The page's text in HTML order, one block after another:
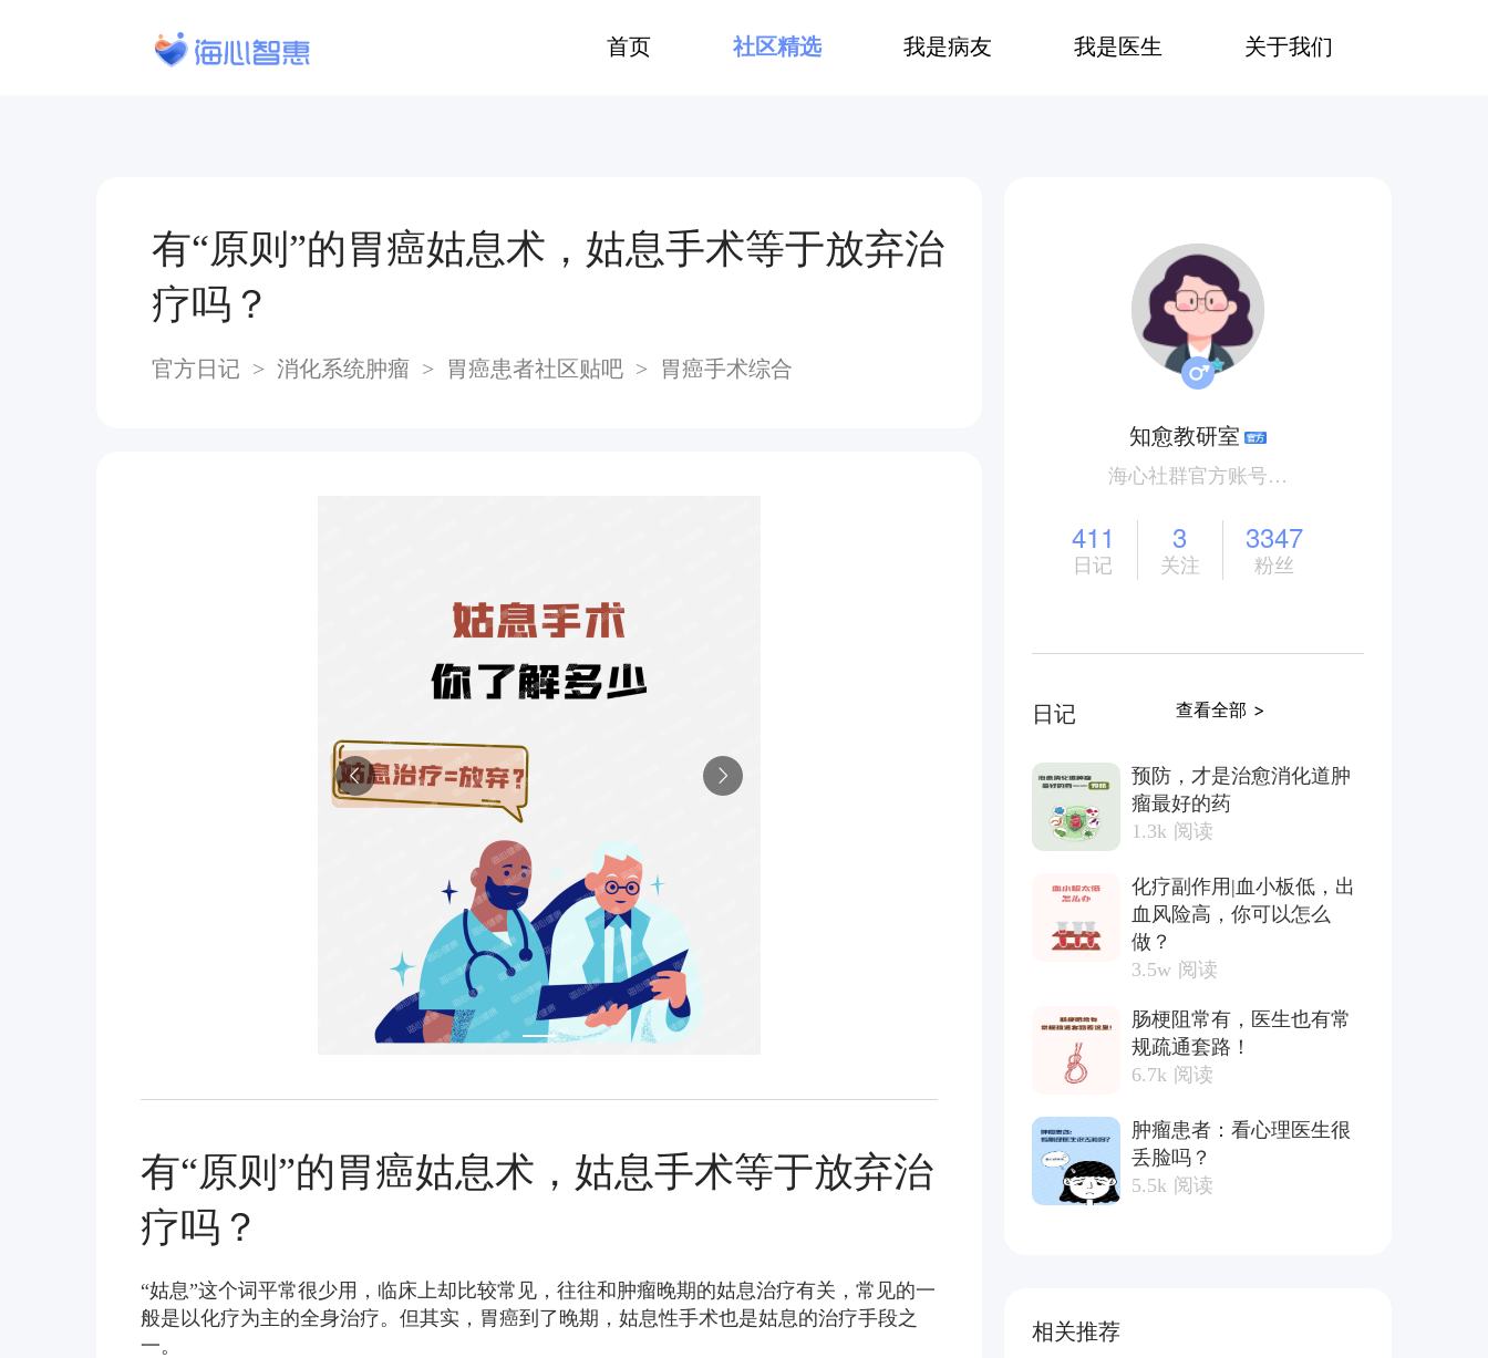
首页 社区精选 我是病友 我是医生 关于我们
有“原则”的胃癌姑息术，姑息手术等于放弃治
疗吗？
官方日记 > 消化系统肿瘤 > 胃癌患者社区贴吧 > 胃癌手术综合
有“原则”的胃癌姑息术，姑息手术等于放弃治
疗吗？
“姑息”这个词平常很少用，临床上却比较常见，往往和肿瘤晚期的姑息治疗有关，常见的一
般是以化疗为主的全身治疗。但其实，胃癌到了晚期，姑息性手术也是姑息的治疗手段之
一。
知愈教研室
海心社群官方账号| 分享你需要及想要知道的肿瘤科普~ 解决你的抗癌知识盲区📔 快来教研室👩‍🏫‍留言报到吧~
411
日记
3
关注
3347
粉丝
日记 查看全部 >
预防，才是治愈消化道肿
瘤最好的药
1.3k 阅读
化疗副作用|血小板低，出
血风险高，你可以怎么
做？
3.5w 阅读
肠梗阻常有，医生也有常
规疏通套路！
6.7k 阅读
肿瘤患者：看心理医生很
丢脸吗？
5.5k 阅读
相关推荐